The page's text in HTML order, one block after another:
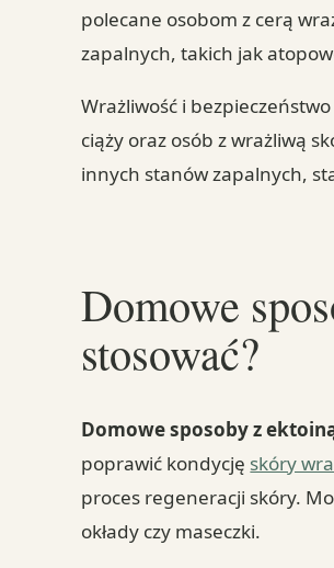
polecane osobom z cerą
zapalnych, takich jak
Wrażliwość i
ciąży oraz osób z wrażliwą
innych stanów zapalnych,
Domowe
stosować?
Domowe sposoby z
poprawić kondycję skóry
proces regeneracji skóry.
okłady czy maseczki.